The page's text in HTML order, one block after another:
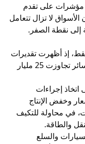
مؤشرات على تقدم
لا تزال تتعامل
إلى نقطة الصفر.
إذ أظهرت تقديرات
اقتصادية أن الشركات العالمية تكبدت خسائر تجاوزت 25 مليار
إجراءات
وخفض الإنتاج
في محاولة للتكيف
والطاقة.
والسلع